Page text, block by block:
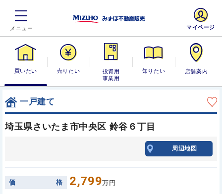
買いたい 売りたい
投資用・事業
用
知りたい 店舗案内
マイページ
一戸建て
埼玉県さいたま市中央区 鈴谷６丁目
周辺地図
価 格 2,799万円